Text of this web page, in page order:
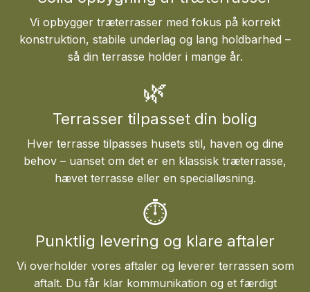
Vi opbygger træterrasser med fokus på korrekt
konstruktion, stabile underlag og lang holdbarhed –
så din terrasse holder i mange år.
🌿
Terrasser tilpasset din bolig
Hver terrasse tilpasses husets stil, haven og dine
behov – uanset om det er en klassisk træterrasse,
hævet terrasse eller en specialløsning.
⏱
Punktlig levering og klare aftaler
Vi overholder vores aftaler og leverer terrassen som
aftalt. Du får klar kommunikation og et færdigt